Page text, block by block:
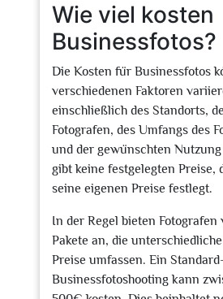
Wie viel kosten
Businessfotos?
Die Kosten für Businessfotos
verschiedenen Faktoren
einschließlich des Standorts,
Fotografen, des Umfangs des
und der gewünschten
gibt keine festgelegten Preise,
seine eigenen Preise festlegt.
In der Regel bieten Fotografen
Pakete an, die
Preise umfassen. Ein
Businessfotoshooting kann